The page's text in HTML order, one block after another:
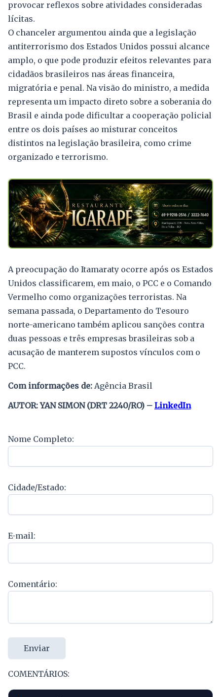
provocar reflexos sobre atividades consideradas
lícitas.
O chanceler argumentou ainda que a legislação
antiterrorismo dos Estados Unidos possui alcance
amplo, o que pode produzir efeitos relevantes para
cidadãos brasileiros nas áreas financeira,
migratória e penal. Na visão do ministro, a medida
representa um impacto direto sobre a soberania do
Brasil e ainda pode dificultar a cooperação policial
entre os dois países ao misturar conceitos
distintos na legislação brasileira, como crime
organizado e terrorismo.
A preocupação do Itamaraty ocorre após os Estados
Unidos classificarem, em maio, o PCC e o Comando
Vermelho como organizações terroristas. Na
semana passada, o Departamento do Tesouro
norte-americano também aplicou sanções contra
duas pessoas e três empresas brasileiras sob a
acusação de manterem supostos vínculos com o
PCC.
Com informações de: Agência Brasil
AUTOR: YAN SIMON (DRT 2240/RO) – LinkedIn
Nome Completo:
Cidade/Estado:
E-mail:
Comentário:
Enviar
COMENTÁRIOS: